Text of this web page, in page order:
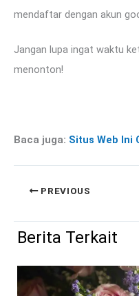
mendaftar dengan akun
Jangan lupa ingat waktu
menonton!
Baca juga: Situs Web Ini
PREVIOUS
Berita Terkait